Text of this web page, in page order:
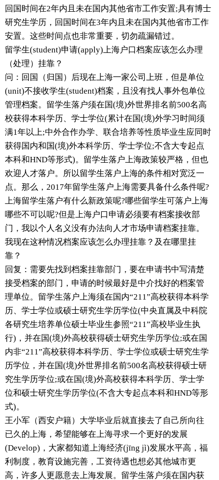
回国时间在2年内且未在国内其他省市工作安置;具有博士
研究生学历，回国时间在3年内且未在国内其他省市工作
安置。这些时间点也非常重要，切勿疏漏错过。
留学生(student)申请(apply)上海户口档案应该怎么办理
（处理）挂靠？
问：回国（归国）后现在上海一家公司上班，但是单位
(unit)不接收学生(student)档案，且没有找人事外包单位
管理档案。留学生落户须在国(境)外世界排名前500名高
校获得本科学历、学士学位(累计在国(境)外学习时间须
满1年以上;中外合作办学、联合培养等性质毕业生应同时
获得国内和国(境)外本科学历、学士学位;不含大专起点
本科和HND等形式)。留学生落户上海政策较严格，但也
欢迎人才落户。所以留学生落户上海的条件相对宽泛一
点。那么，2017年留学生落户上海需要具备什么条件呢?
上海留学生落户有什么新政策呢?哪些留学生可落户上海
哪些不可以呢?但是上海户口申请必须要有档案接收部
门，我以个人名义没有办法向人才市场申请档案挂靠。
我现在这种情况档案应该怎么办理挂靠？及在哪里挂
靠？
回复：需要先找到档案挂靠部门，要在申请书中写清楚
接受档案的部门，申请的时候最好是中介找好的档案管
理单位。留学生落户上海须在国内“211”高校获得本科学
历、学士学位或硕士研究生学历学位(中央直属及中科院
各研究生培养单位硕士毕业生参照“211”高校毕业生执
行)，并在国(境)外高校获得硕士研究生学历学位;或在国
内非“211”高校获得本科学历、学士学位或硕士研究生学
历学位，并在国(境)外世界排名前500名高校获得硕士研
究生学历学位;或在国(境)外高校获得本科学历、学士学
位和硕士研究生学历学位(不含大专起点本科和HND等形
式)。
王小军（西安户籍）大学毕业后就直接去了自己所向往
已久的上海，希望能够在上海寻求一个更好的发展
(Develop)，大家都知道上海经济(jīng jì)发展水平高，福
利制度，教育设施完善，工资待遇也想必其他城市更
高，许多人更愿意去上海发展。留学生落户须在国内获